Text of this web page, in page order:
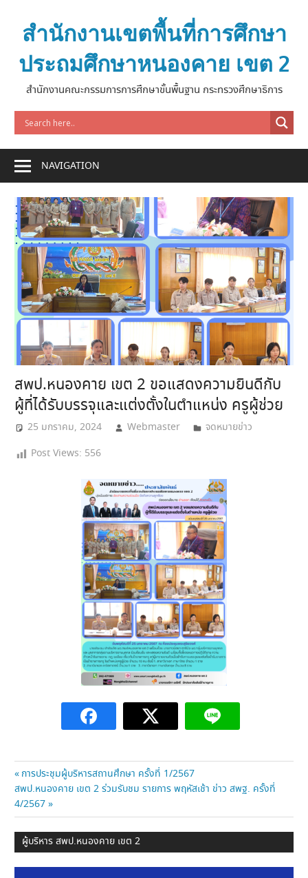
contentสำนักงานเขตพื้นที่การศึกษา
ประถมศึกษาหนองคาย เขต 2
สำนักงานคณะกรรมการการศึกษาขั้นพื้นฐาน กระทรวงศึกษาธิการ
NAVIGATION
สพป.หนองคาย เขต 2 ขอแสดงความยินดีกับ
ผู้ที่ได้รับบรรจุและแต่งตั้งในตำแหน่ง ครูผู้ช่วย
25 มกราคม, 2024 Webmaster
จดหมายข่าว
Post Views: 556
แนะแนว
เรื่อง
Previous
Post:
การประชุมผู้บริหารสถานศึกษา ครั้งที่ 1/2567
Next
Post:
สพป.หนองคาย เขต 2 ร่วมรับชม รายการ พฤหัสเช้า ข่าว สพฐ. ครั้งที่
4/2567
ผู้บริหาร สพป.หนองคาย เขต 2